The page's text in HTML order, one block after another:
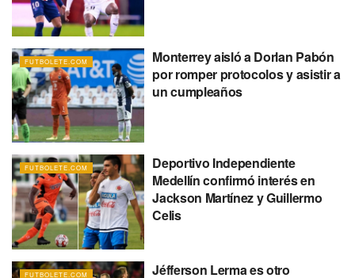
FUTBOLETE.COM
Monterrey aisló a Dorlan Pabón
por romper protocolos y asistir a
un cumpleaños
FUTBOLETE.COM
Deportivo Independiente
Medellín confirmó interés en
Jackson Martínez y Guillermo
Celis
FUTBOLETE.COM
Jéfferson Lerma es otro